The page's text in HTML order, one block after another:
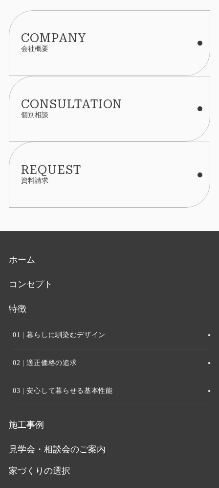
COMPANY
会社概要
CONSULTATION
個別相談
REQUEST
資料請求
ホーム
コンセプト
特徴
01 | 暮らしに馴染むデザイン
02 | 適正価格の追求
03 | 安心して暮らせる基本性能
施工事例
見学会・相談会のご案内
家づくりの選択